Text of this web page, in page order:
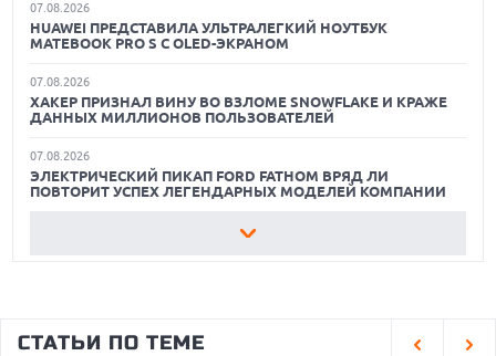
ЛУЧШИЕ АВТОНОМНЫЕ ГАЗОНОКОСИЛКИ В 2026 ГОДУ
КАК БЕЗОПАСНО КУПИТЬ Б/У СМАРТФОН
07.08.2026
HUAWEI ПРЕДСТАВИЛА УЛЬТРАЛЕГКИЙ НОУТБУК
MATEBOOK PRO S С OLED-ЭКРАНОМ
07.08.2026
ХАКЕР ПРИЗНАЛ ВИНУ ВО ВЗЛОМЕ SNOWFLAKE И КРАЖЕ
ДАННЫХ МИЛЛИОНОВ ПОЛЬЗОВАТЕЛЕЙ
07.08.2026
ЭЛЕКТРИЧЕСКИЙ ПИКАП FORD FATHOM ВРЯД ЛИ
ПОВТОРИТ УСПЕХ ЛЕГЕНДАРНЫХ МОДЕЛЕЙ КОМПАНИИ
БАТАРЕЕЙ И ВСТРОЕННЫМ ВЕНТИЛЯТОРОМ
СТАТЬИ ПО ТЕМЕ